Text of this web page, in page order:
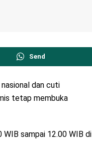
Send
dan cuti
tetap membuka
sampai 12.00 WIB di